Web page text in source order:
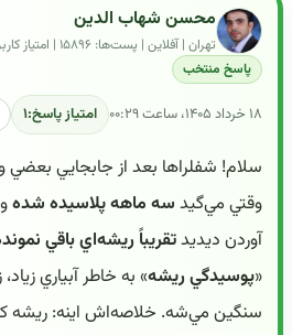
محسن شهاب الدین
تهران | آفلاین | پست‌ها: ۱۵۸۹۶ | امتیاز کاربر: ۷۵۷۴
پاسخ منتخب
۱۸ خرداد ۱۴۰۵، ساعت ۰۰:۲۹ امتیاز پاسخ:۱
سلام! شفلراها بعد از جابجايي
وقتي مي‌گيد سه ماهه پلاسيده شده
آوردن ديديدتقريباً ريشه‌اي باقي
«پوسيدگي ريشه» به خاطر آبياري
سنگين مي‌شه. خلاصه‌اش اينه: ريشه